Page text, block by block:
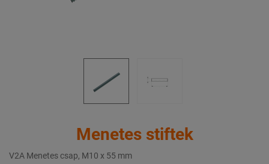
Menetes stiftek
V2A Menetes csap, M10 x 55 mm